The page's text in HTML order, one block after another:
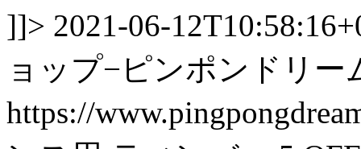
]]> 2021-06-
ョップ−ピンポンドリー
https://